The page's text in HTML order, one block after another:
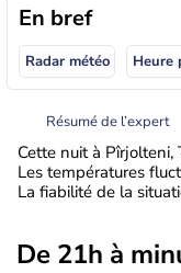
En bref
Radar météo Heure
Résumé de l’expert
Cette nuit à Pîrjolteni,
Les températures
La fiabilité de la
De 21h à